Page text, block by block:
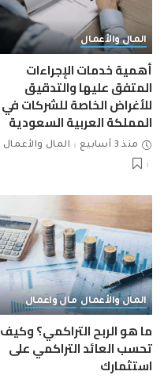
المال والأعمال
أهمية خدمات الإجراءات
المتفق عليها والتدقيق
للأغراض الخاصة للشركات في
المملكة العربية السعودية
منذ 3 أسابيع المال والأعمال
المال والأعمال مال واعمال
ما هو الربح التراكمي؟ وكيف
تحسب العائد التراكمي على
استثمارك